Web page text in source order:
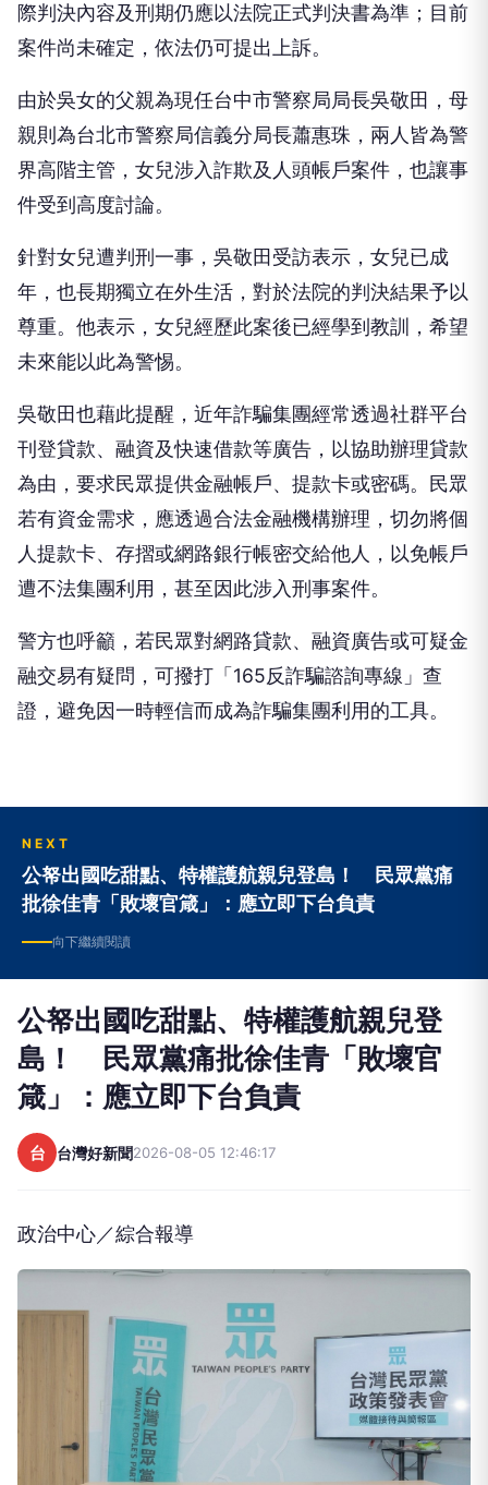
際判決內容及刑期仍應以法院正式判決書為準；目前
案件尚未確定，依法仍可提出上訴。
由於吳女的父親為現任台中市警察局局長吳敬田，母
親則為台北市警察局信義分局長蕭惠珠，兩人皆為警
界高階主管，女兒涉入詐欺及人頭帳戶案件，也讓事
件受到高度討論。
針對女兒遭判刑一事，吳敬田受訪表示，女兒已成
年，也長期獨立在外生活，對於法院的判決結果予以
尊重。他表示，女兒經歷此案後已經學到教訓，希望
未來能以此為警惕。
吳敬田也藉此提醒，近年詐騙集團經常透過社群平台
刊登貸款、融資及快速借款等廣告，以協助辦理貸款
為由，要求民眾提供金融帳戶、提款卡或密碼。民眾
若有資金需求，應透過合法金融機構辦理，切勿將個
人提款卡、存摺或網路銀行帳密交給他人，以免帳戶
遭不法集團利用，甚至因此涉入刑事案件。
警方也呼籲，若民眾對網路貸款、融資廣告或可疑金
融交易有疑問，可撥打「165反詐騙諮詢專線」查
證，避免因一時輕信而成為詐騙集團利用的工具。
NEXT
公帑出國吃甜點、特權護航親兒登島！ 民眾黨痛
批徐佳青「敗壞官箴」：應立即下台負責
向下繼續閱讀
公帑出國吃甜點、特權護航親兒登
島！ 民眾黨痛批徐佳青「敗壞官
箴」：應立即下台負責
台 台灣好新聞2026-08-05 12:46:17
政治中心／綜合報導